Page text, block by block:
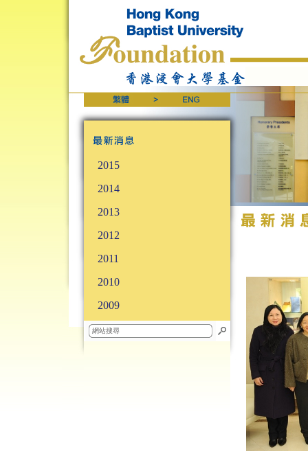
2015
2014
2013
2012
2011
2010
2009